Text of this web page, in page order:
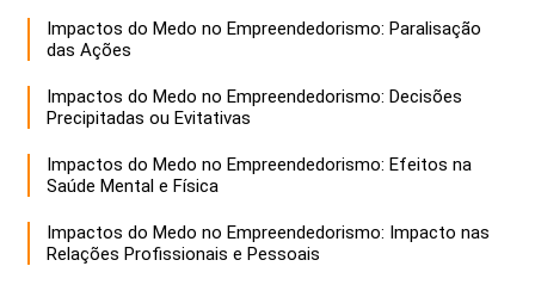
Impactos do Medo no Empreendedorismo: Paralisação
das Ações
Impactos do Medo no Empreendedorismo: Decisões
Precipitadas ou Evitativas
Impactos do Medo no Empreendedorismo: Efeitos na
Saúde Mental e Física
Impactos do Medo no Empreendedorismo: Impacto nas
Relações Profissionais e Pessoais